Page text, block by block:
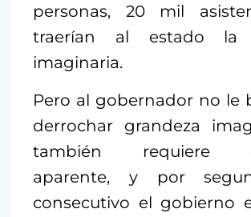
personas, 20 mil
traerían al estado la
imaginaria.
Pero al gobernador no le
derrochar grandeza
también requiere
aparente, y por
consecutivo el gobierno